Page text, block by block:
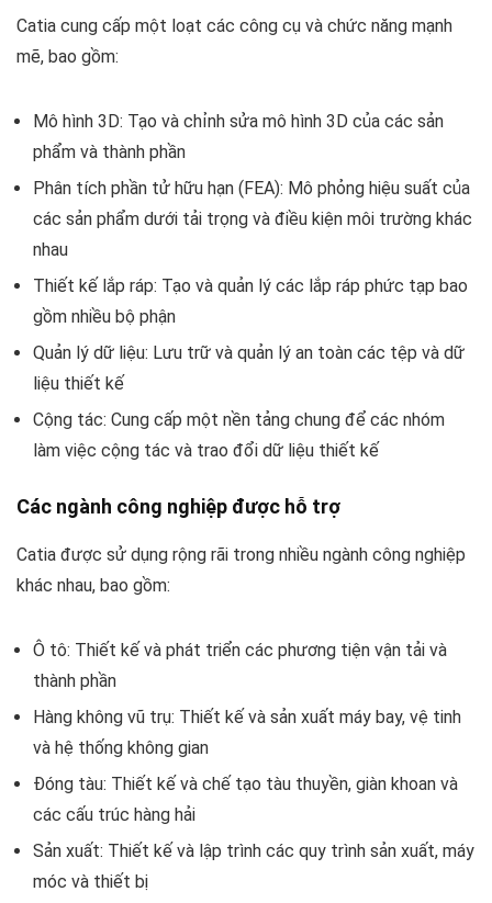
Catia cung cấp một loạt các công cụ và chức năng mạnh
mẽ, bao gồm:
Mô hình 3D: Tạo và chỉnh sửa mô hình 3D của các sản
phẩm và thành phần
Phân tích phần tử hữu hạn (FEA): Mô phỏng hiệu suất của
các sản phẩm dưới tải trọng và điều kiện môi trường khác
nhau
Thiết kế lắp ráp: Tạo và quản lý các lắp ráp phức tạp bao
gồm nhiều bộ phận
Quản lý dữ liệu: Lưu trữ và quản lý an toàn các tệp và dữ
liệu thiết kế
Cộng tác: Cung cấp một nền tảng chung để các nhóm
làm việc cộng tác và trao đổi dữ liệu thiết kế
Các ngành công nghiệp được hỗ trợ
Catia được sử dụng rộng rãi trong nhiều ngành công nghiệp
khác nhau, bao gồm:
Ô tô: Thiết kế và phát triển các phương tiện vận tải và
thành phần
Hàng không vũ trụ: Thiết kế và sản xuất máy bay, vệ tinh
và hệ thống không gian
Đóng tàu: Thiết kế và chế tạo tàu thuyền, giàn khoan và
các cấu trúc hàng hải
Sản xuất: Thiết kế và lập trình các quy trình sản xuất, máy
móc và thiết bị